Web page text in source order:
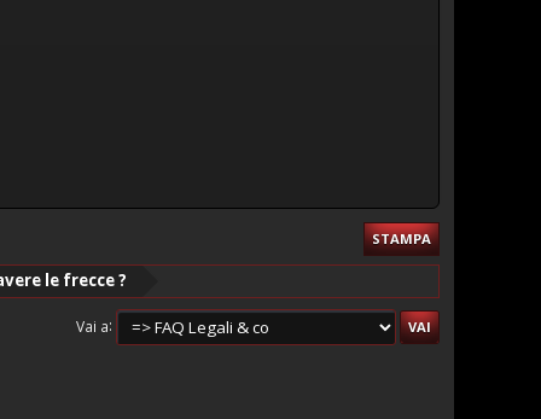
STAMPA
le frecce ?
Vai a